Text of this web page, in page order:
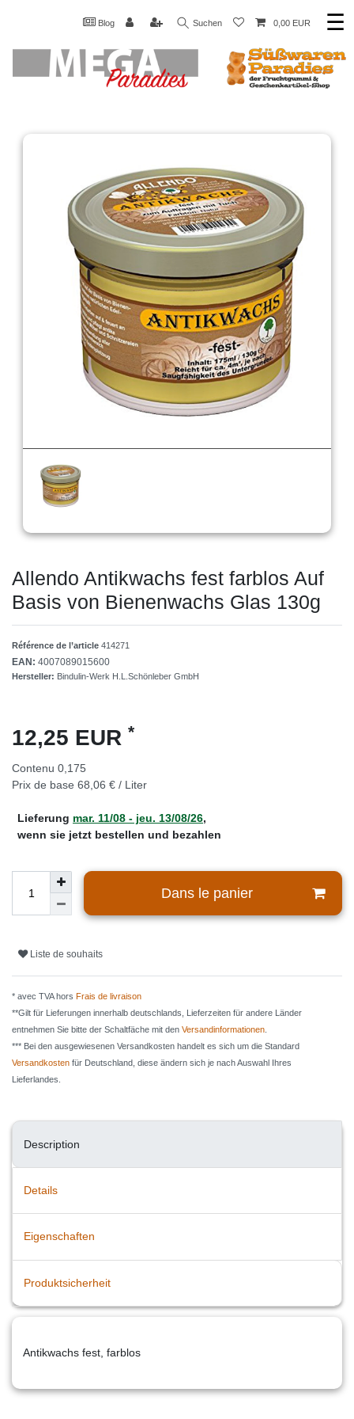
Blog Suchen 0,00 EUR ☰
Allendo Antikwachs fest farblos Auf
Basis von Bienenwachs Glas 130g
Référence de l’article 414271
EAN: 4007089015600
Hersteller: Bindulin-Werk H.L.Schönleber GmbH
12,25 EUR *
Contenu 0,175
Prix de base 68,06 € / Liter
Lieferung mar. 11/08 - jeu. 13/08/26,
wenn sie jetzt bestellen und bezahlen
Dans le panier
Liste de souhaits
* avec TVA hors Frais de livraison
**Gilt für Lieferungen innerhalb deutschlands, Lieferzeiten für andere Länder
entnehmen Sie bitte der Schaltfäche mit den Versandinformationen
*** Bei den ausgewiesenen Versandkosten handelt es sich um die Standard
Versandkosten für Deutschland, diese ändern sich je nach Auswahl Ihres
Lieferlandes.
Description
Details
Eigenschaften
Produktsicherheit
Antikwachs fest, farblos